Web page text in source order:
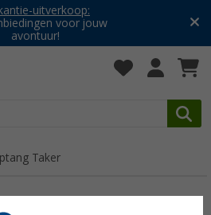
uitverkoop:
voor jouw
avontuur!
Taker